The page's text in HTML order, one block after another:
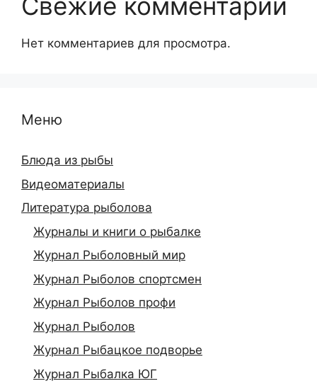
Нет комментариев для просмотра.
Меню
Блюда из рыбы
Видеоматериалы
Литература рыболова
Журналы и книги о рыбалке
Журнал Рыболовный мир
Журнал Рыболов спортсмен
Журнал Рыболов профи
Журнал Рыболов
Журнал Рыбацкое подворье
Журнал Рыбалка ЮГ